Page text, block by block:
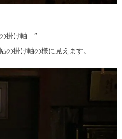
掛け軸 ”
の掛け軸の様に見えます。